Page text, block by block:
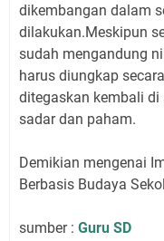
dikembangan dalam
dilakukan.Meskipun
sudah mengandung
harus diungkap
ditegaskan kembali di
sadar dan paham.
Demikian mengenai
Berbasis Budaya
sumber : Guru SD